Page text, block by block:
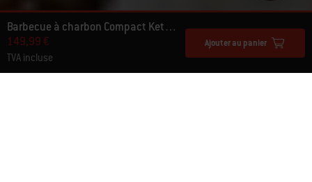
Barbecue à charbon Compact Kettle Ø 57 cm
149,99 €
TVA incluse
Ajouter au panier